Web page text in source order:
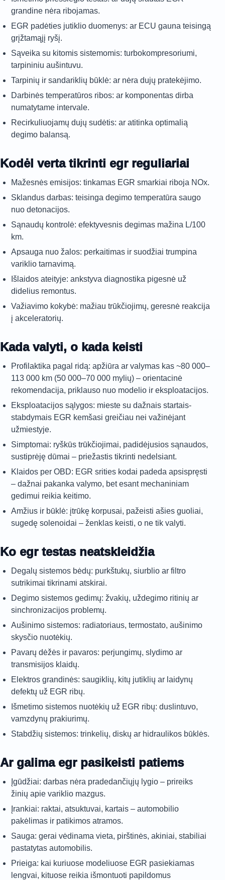
grandine nėra ribojamas.
EGR padėties jutiklio duomenys: ar ECU gauna teisingą
grįžtamąjį ryšį.
Sąveika su kitomis sistemomis: turbokompresoriumi,
tarpininiu aušintuvu.
Tarpinių ir sandariklių būklė: ar nėra dujų pratekėjimo.
Darbinės temperatūros ribos: ar komponentas dirba
numatytame intervale.
Recirkuliuojamų dujų sudėtis: ar atitinka optimalią
degimo balansą.
Kodėl verta tikrinti egr reguliariai
Mažesnės emisijos: tinkamas EGR smarkiai riboja NOx.
Sklandus darbas: teisinga degimo temperatūra saugo
nuo detonacijos.
Sąnaudų kontrolė: efektyvesnis degimas mažina L/100
km.
Apsauga nuo žalos: perkaitimas ir suodžiai trumpina
variklio tarnavimą.
Išlaidos ateityje: ankstyva diagnostika pigesnė už
didelius remontus.
Važiavimo kokybė: mažiau trūkčiojimų, geresnė reakcija
į akceleratorių.
Kada valyti, o kada keisti
Profilaktika pagal ridą: apžiūra ar valymas kas ~80 000–
113 000 km (50 000–70 000 mylių) – orientacinė
rekomendacija, priklauso nuo modelio ir eksploatacijos.
Eksploatacijos sąlygos: mieste su dažnais startais-
stabdymais EGR kemšasi greičiau nei važinėjant
užmiestyje.
Simptomai: ryškūs trūkčiojimai, padidėjusios sąnaudos,
sustiprėję dūmai – priežastis tikrinti nedelsiant.
Klaidos per OBD: EGR srities kodai padeda apsispręsti
– dažnai pakanka valymo, bet esant mechaniniam
gedimui reikia keitimo.
Amžius ir būklė: įtrūkę korpusai, pažeisti ašies guoliai,
sugedę solenoidai – ženklas keisti, o ne tik valyti.
Ko egr testas neatskleidžia
Degalų sistemos bėdų: purkštukų, siurblio ar filtro
sutrikimai tikrinami atskirai.
Degimo sistemos gedimų: žvakių, uždegimo ritinių ar
sinchronizacijos problemų.
Aušinimo sistemos: radiatoriaus, termostato, aušinimo
skysčio nuotėkių.
Pavarų dėžės ir pavaros: perjungimų, slydimo ar
transmisijos klaidų.
Elektros grandinės: saugiklių, kitų jutiklių ar laidynų
defektų už EGR ribų.
Išmetimo sistemos nuotėkių už EGR ribų: duslintuvo,
vamzdynų prakiurimų.
Stabdžių sistemos: trinkelių, diskų ar hidraulikos būklės.
Ar galima egr pasikeisti patiems
Įgūdžiai: darbas nėra pradedančiųjų lygio – prireiks
žinių apie variklio mazgus.
Įrankiai: raktai, atsuktuvai, kartais – automobilio
pakėlimas ir patikimos atramos.
Sauga: gerai vėdinama vieta, pirštinės, akiniai, stabiliai
pastatytas automobilis.
Prieiga: kai kuriuose modeliuose EGR pasiekiamas
lengvai, kituose reikia išmontuoti papildomus